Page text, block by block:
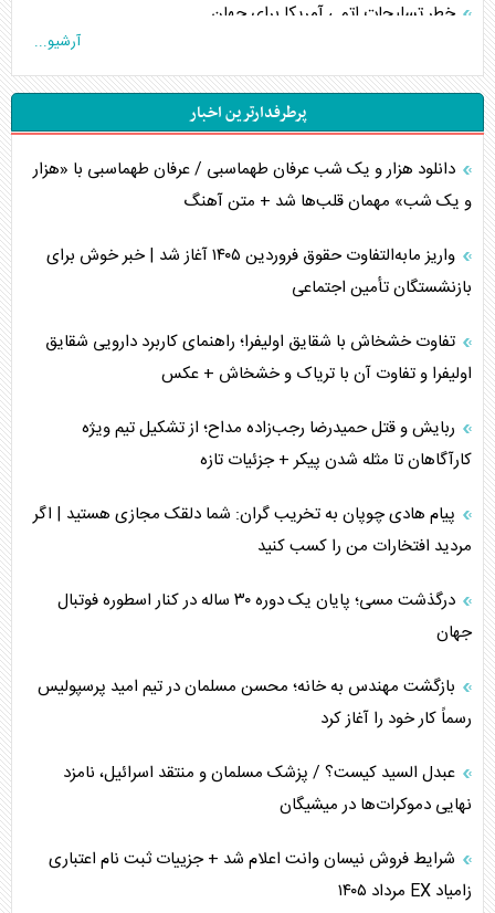
خطر تسلیحات اتمی آمریکا برای جهان
چگونه عربستان برابر ایران دچار خطای محاسباتی شد؟
جاده ابریشم فضایی/ نفوذ راهبردی و فرازمینی چین
انصارالله و تثبیت معادله «محاصره برابر محاصره»
مصالحه نافرجام سعودی – اماراتی
محدودیت صادرات نفت عربستان
چگونه مقاومت صحنه جنگ را تغییر می‌دهد؟
جنگ رمضان و معضل حضور نظامیان آمریکایی
تحلیل جامع پدیده تراستی‌ها
تأثیر جنگ ایران و آمریکا بر اقتصاد جهانی
اربعین، کابوس مشترک تل‌آویو-واشنگتن
آرشیو...
پرطرفدارترین اخبار
دانلود هزار و یک شب عرفان طهماسبی / عرفان طهماسبی با «هزار
و یک شب» مهمان قلب‌ها شد + متن آهنگ
واریز مابه‌التفاوت حقوق فروردین ۱۴۰۵ آغاز شد | خبر خوش برای
بازنشستگان تأمین اجتماعی
تفاوت خشخاش با شقایق اولیفرا؛ راهنمای کاربرد دارویی شقایق
اولیفرا و تفاوت آن با تریاک و خشخاش + عکس
ربایش و قتل حمیدرضا رجب‌زاده مداح؛ از تشکیل تیم ویژه
کارآگاهان تا مثله شدن پیکر + جزئیات تازه
پیام هادی چوپان به تخریب گران: شما دلقک مجازی هستید | اگر
مردید افتخارات من را کسب کنید
درگذشت مسی؛ پایان یک دوره ۳۰ ساله در کنار اسطوره فوتبال
جهان
بازگشت مهندس به خانه؛ محسن مسلمان در تیم امید پرسپولیس
رسماً کار خود را آغاز کرد
عبدل السید کیست؟ / پزشک مسلمان و منتقد اسرائیل، نامزد
نهایی دموکرات‌ها در میشیگان
شرایط فروش نیسان وانت اعلام شد + جزییات ثبت نام اعتباری
زامیاد EX مرداد ۱۴۰۵